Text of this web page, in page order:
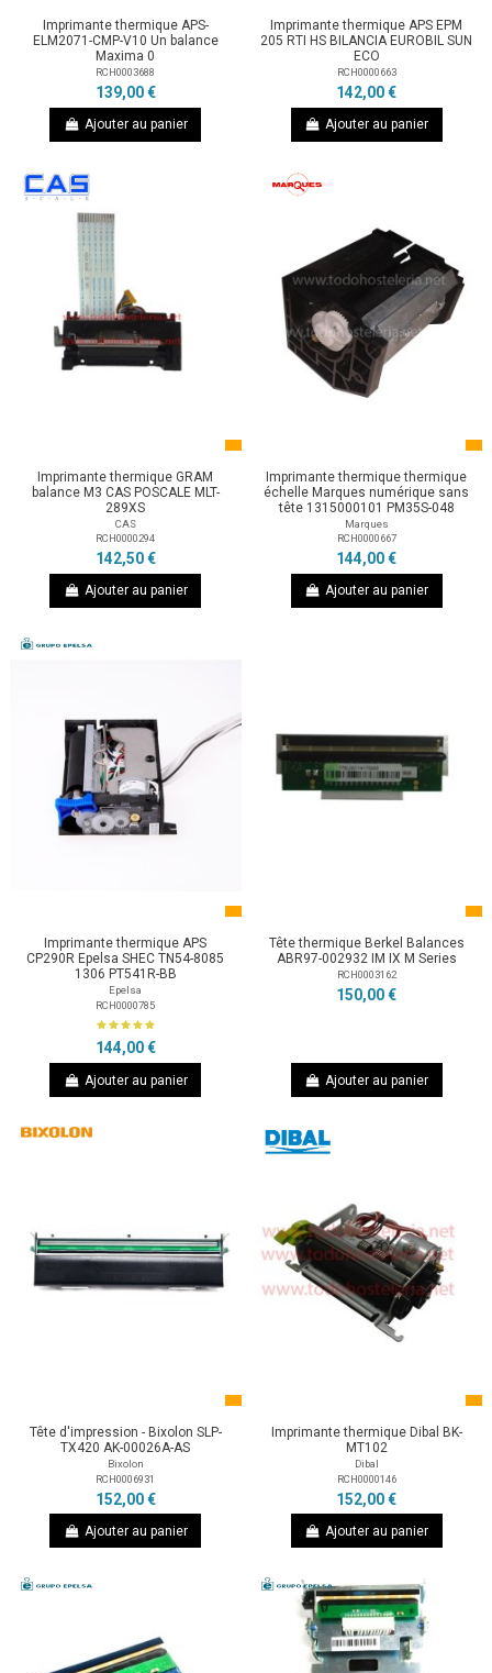
Imprimante thermique APS-
ELM2071-CMP-V10 Un balance
Maxima 0
RCH0003688
139,00 €
Ajouter au panier
Imprimante thermique APS EPM
205 RTI HS BILANCIA EUROBIL SUN
ECO
RCH0000663
142,00 €
Ajouter au panier
Imprimante thermique GRAM
balance M3 CAS POSCALE MLT-
289XS
CAS
RCH0000294
142,50 €
Ajouter au panier
Imprimante thermique thermique
échelle Marques numérique sans
tête 1315000101 PM35S-048
Marques
RCH0000667
144,00 €
Ajouter au panier
Imprimante thermique APS
CP290R Epelsa SHEC TN54-8085
1306 PT541R-BB
Epelsa
RCH0000785
144,00 €
Ajouter au panier
Tête thermique Berkel Balances
ABR97-002932 IM IX M Series
RCH0003162
150,00 €
Ajouter au panier
Tête d'impression - Bixolon SLP-
TX420 AK-00026A-AS
Bixolon
RCH0006931
152,00 €
Ajouter au panier
Imprimante thermique Dibal BK-
MT102
Dibal
RCH0000146
152,00 €
Ajouter au panier